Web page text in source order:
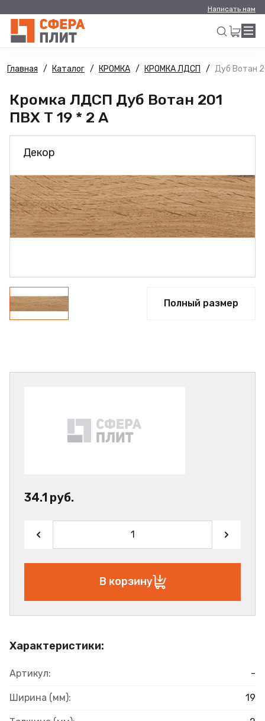
Написать нам
Искать
Главная Каталог КРОМКА КРОМКА ЛДСП Дуб Вотан
Кромка ЛДСП Дуб Вотан 201
ПВХ Т 19 * 2 А
Декор
Полный размер
Характеристики:
Артикул: -
Ширина (мм): 19
34.1 руб.
В корзину